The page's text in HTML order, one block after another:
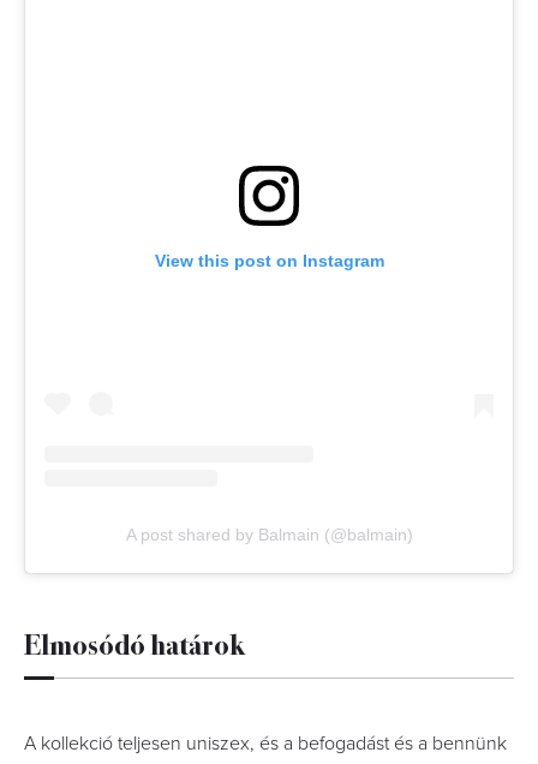
View this post on Instagram
A post shared by Balmain (@balmain)
Elmosódó határok
A kollekció teljesen uniszex, és a befogadást és a bennünk